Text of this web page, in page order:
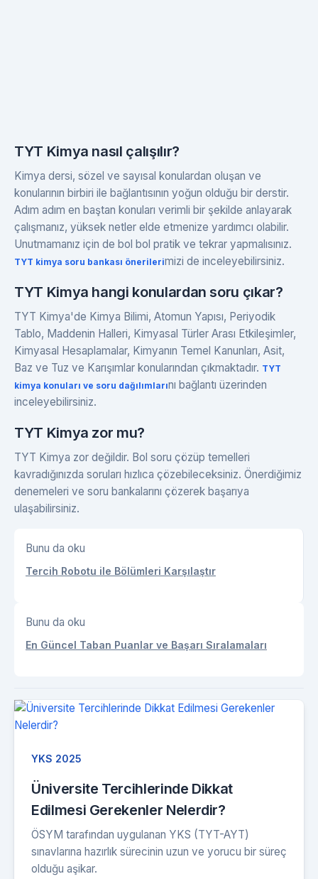
TYT Kimya nasıl çalışılır?
Kimya dersi, sözel ve sayısal konulardan oluşan ve
konularının birbiri ile bağlantısının yoğun olduğu bir derstir.
Adım adım en baştan konuları verimli bir şekilde anlayarak
çalışmanız, yüksek netler elde etmenize yardımcı olabilir.
Unutmamanız için de bol bol pratik ve tekrar yapmalısınız.
TYT kimya soru bankası önerilerimizi de inceleyebilirsiniz.
TYT Kimya hangi konulardan soru çıkar?
TYT Kimya'de Kimya Bilimi, Atomun Yapısı, Periyodik
Tablo, Maddenin Halleri, Kimyasal Türler Arası Etkileşimler,
Kimyasal Hesaplamalar, Kimyanın Temel Kanunları, Asit,
Baz ve Tuz ve Karışımlar konularından çıkmaktadır. TYT
kimya konuları ve soru dağılımlarını bağlantı üzerinden
inceleyebilirsiniz.
TYT Kimya zor mu?
TYT Kimya zor değildir. Bol soru çözüp temelleri
kavradığınızda soruları hızlıca çözebileceksiniz. Önerdiğimiz
denemeleri ve soru bankalarını çözerek başarıya
ulaşabilirsiniz.
Bunu da oku
Tercih Robotu ile Bölümleri Karşılaştır
Bunu da oku
En Güncel Taban Puanlar ve Başarı Sıralamaları
YKS 2025
Üniversite Tercihlerinde Dikkat
Edilmesi Gerekenler Nelerdir?
ÖSYM tarafından uygulanan YKS (TYT-AYT)
sınavlarına hazırlık sürecinin uzun ve yorucu bir süreç
olduğu aşikar.